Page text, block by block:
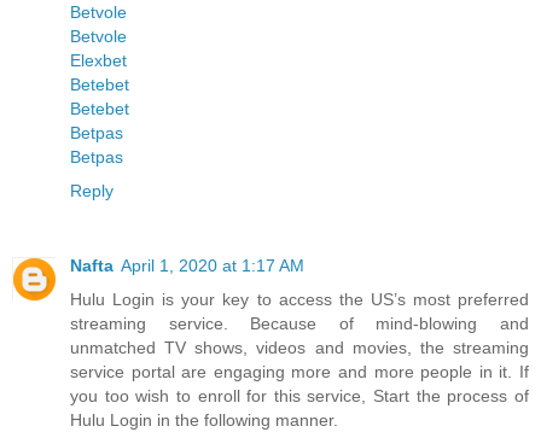
Betvole
Betvole
Elexbet
Betebet
Betebet
Betpas
Betpas
Reply
Nafta April 1, 2020 at 1:17 AM
Hulu Login is your key to access the US’s most preferred
streaming service. Because of mind-blowing and
unmatched TV shows, videos and movies, the streaming
service portal are engaging more and more people in it. If
you too wish to enroll for this service, Start the process of
Hulu Login in the following manner.